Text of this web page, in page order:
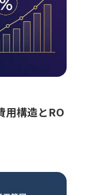
用構造とRO